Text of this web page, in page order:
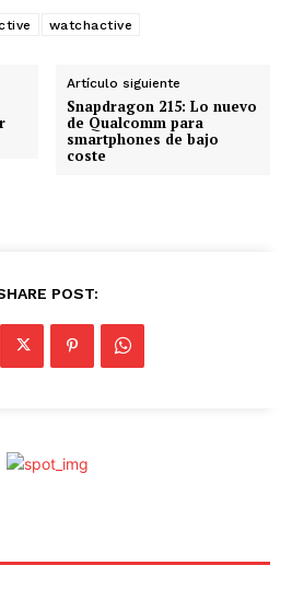
watchactive
Artículo siguiente
Snapdragon 215: Lo nuevo
de Qualcomm para
smartphones de bajo
coste
POST: